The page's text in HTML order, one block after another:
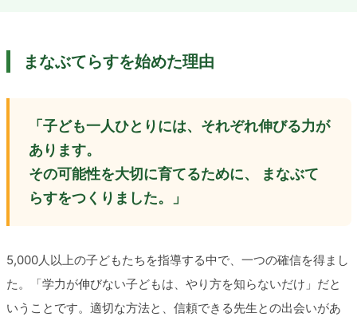
まなぶてらすを始めた理由
「子ども一人ひとりには、それぞれ伸びる力が
あります。
その可能性を大切に育てるために、
まなぶて
らすをつくりました。」
5,000人以上の子どもたちを指導する中で、一つの確信を得まし
た。「学力が伸びない子どもは、やり方を知らないだけ」だと
いうことです。適切な方法と、信頼できる先生との出会いがあ